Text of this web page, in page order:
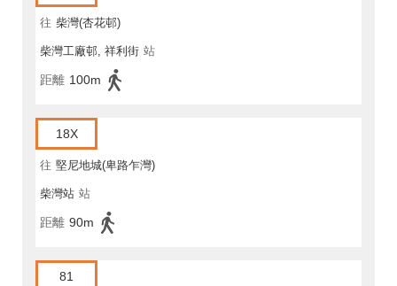
往 柴灣(杏花邨)
柴灣工廠邨, 祥利街 站
距離 100m
18X
往 堅尼地城(卑路乍灣)
柴灣站 站
距離 90m
81